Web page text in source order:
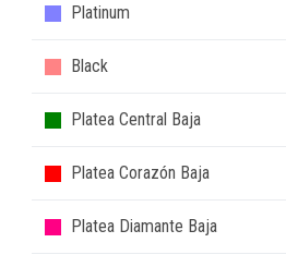
Platinum
Black
Platea Central Baja
Platea Corazón Baja
Platea Diamante Baja